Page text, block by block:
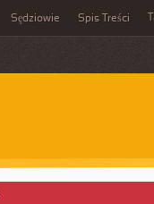
Sędziowie Spis Treści